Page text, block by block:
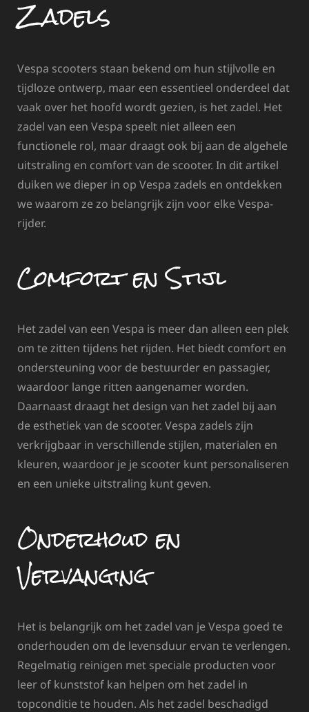
Zadels
Vespa scooters staan bekend om hun stijlvolle en
tijdloze ontwerp, maar een essentieel onderdeel dat
vaak over het hoofd wordt gezien, is het zadel. Het
zadel van een Vespa speelt niet alleen een
functionele rol, maar draagt ook bij aan de algehele
uitstraling en comfort van de scooter. In dit artikel
duiken we dieper in op Vespa zadels en ontdekken
we waarom ze zo belangrijk zijn voor elke Vespa-
rijder.
Comfort en Stijl
Het zadel van een Vespa is meer dan alleen een plek
om te zitten tijdens het rijden. Het biedt comfort en
ondersteuning voor de bestuurder en passagier,
waardoor lange ritten aangenamer worden.
Daarnaast draagt het design van het zadel bij aan
de esthetiek van de scooter. Vespa zadels zijn
verkrijgbaar in verschillende stijlen, materialen en
kleuren, waardoor je je scooter kunt personaliseren
en een unieke uitstraling kunt geven.
Onderhoud en
Vervanging
Het is belangrijk om het zadel van je Vespa goed te
onderhouden om de levensduur ervan te verlengen.
Regelmatig reinigen met speciale producten voor
leer of kunststof kan helpen om het zadel in
topconditie te houden. Als het zadel beschadigd